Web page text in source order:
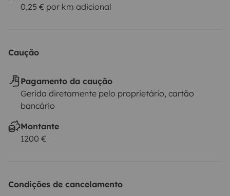
0,25 € por km adicional
Caução
Pagamento da caução
Gerida diretamente pelo proprietário, cartão
bancário
Montante
1200 €
Condições de cancelamento